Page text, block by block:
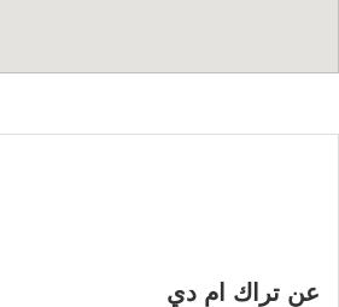
عن تراك ام دي